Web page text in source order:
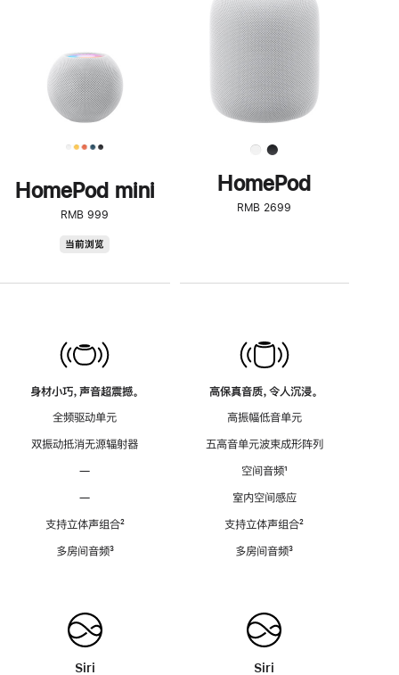
HomePod mini
RMB 999
当前浏览
身材小巧，声音超震撼。
全频驱动单元
双振动抵消无源辐射器
—
—
支持立体声组合脚
²
多房间音频脚
³
Siri
了
解
HomePod<
HomePod
RMB 2699
高保真音质，令人沉浸。
高振幅低音单元
五高音单元波束成形阵列
空间音频脚
¹
室内空间感应
支持立体声组合脚
²
多房间音频脚
³
Siri